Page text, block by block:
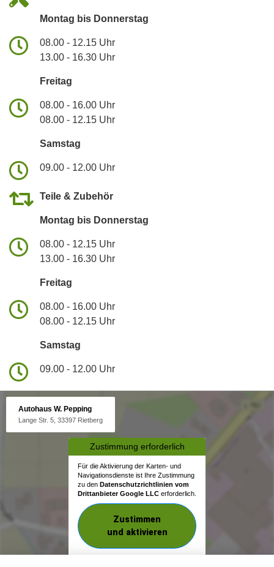
Montag bis Donnerstag
08.00 - 12.15 Uhr
13.00 - 16.30 Uhr
Freitag
08.00 - 16.00 Uhr
08.00 - 12.15 Uhr
Samstag
09.00 - 12.00 Uhr
Teile & Zubehör
Montag bis Donnerstag
08.00 - 12.15 Uhr
13.00 - 16.30 Uhr
Freitag
08.00 - 16.00 Uhr
08.00 - 12.15 Uhr
Samstag
09.00 - 12.00 Uhr
Autohaus W. Pepping
Lange Str. 5, 33397 Rietberg
Zustimmung erforderlich
Für die Aktivierung der Karten- und
Navigationsdienste ist Ihre Zustimmung
zu den Datenschutzrichtlinien vom
Drittanbieter Google LLC erforderlich.
Zustimmen
und aktivieren